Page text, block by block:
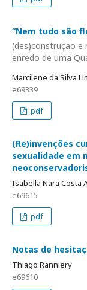
“Nem tudo são
(des)construção e
enredo de uma
Marcilene da Silva
e69339
pdf
(Re)invenções
sexualidade em
Isabella Nara Costa
e69615
pdf
Notas de
Thiago Ranniery
e69610